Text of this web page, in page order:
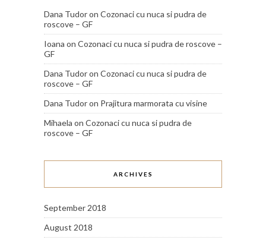
Dana Tudoron Cozonaci cu nuca si pudra de
roscove – GF
Ioana on Cozonaci cu nuca si pudra de roscove –
GF
Dana Tudoron Cozonaci cu nuca si pudra de
roscove – GF
Dana Tudoron Prajitura marmorata cu visine
Mihaela on Cozonaci cu nuca si pudra de
roscove – GF
ARCHIVES
September 2018
August 2018